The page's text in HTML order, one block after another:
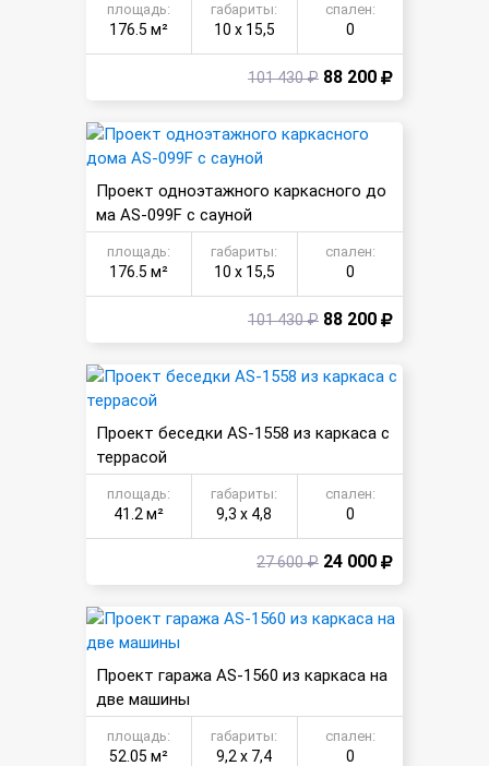
площадь:
176.5 м²
габариты:
10 х 15,5
спален:
0
101 430 ₽ 88 200
Проект одноэтажного каркасного до
ма AS-099F с сауной
площадь:
176.5 м²
габариты:
10 х 15,5
спален:
0
101 430 ₽ 88 200
Проект беседки AS-1558 из каркаса с
террасой
площадь:
41.2 м²
габариты:
9,3 х 4,8
спален:
0
27 600 ₽ 24 000
Проект гаража AS-1560 из каркаса на
две машины
площадь:
52.05 м²
габариты:
9,2 х 7,4
спален:
0